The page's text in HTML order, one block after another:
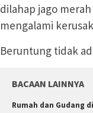
dilahap jago
mengalami
Beruntung tidak
BACAAN LAINNYA
Rumah dan Gudang